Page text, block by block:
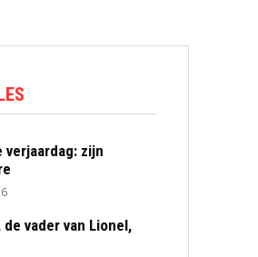
verjaardag: zijn
vader van Lionel,